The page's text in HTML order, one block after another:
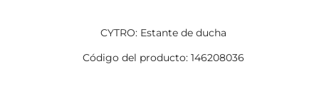
CYTRO: Estante de ducha
Código del producto: 146208036